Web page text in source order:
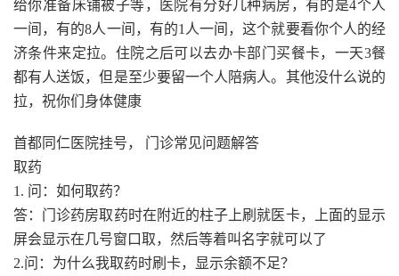
给你准备床铺被子等，医院有分好几种病房，有的是4个人
一间，有的8人一间，有的1人一间，这个就要看你个人的经
济条件来定拉。住院之后可以去办卡部门买餐卡，一天3餐
都有人送饭，但是至少要留一个人陪病人。其他没什么说的
拉，祝你们身体健康
首都同仁医院挂号， 门诊常见问题解答
取药
1. 问：如何取药？
答：门诊药房取药时在附近的柱子上刷就医卡，上面的显示
屏会显示在几号窗口取，然后等着叫名字就可以了
2.问：为什么我取药时刷卡，显示余额不足？